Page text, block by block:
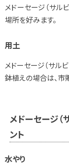
メドーセージ（サル
場所を好みます。
用土
メドーセージ（サル
鉢植えの場合は、市
メドーセージ（
ント
水やり